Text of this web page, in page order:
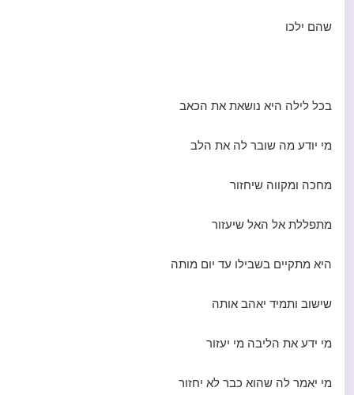
שהם ילכו
בכל לילה היא נושאת את הכאב
מי יודע מה שובר לה את הלב
מחכה ומקווה שיחזור
מתפללת אל האל שיעזור
היא מתקיים בשבילו עד יום מותה
שישוב ותמיד יאהב אותה
מי ידע את הליבה מי יעזור
מי יאמר לה שהוא כבר לא יחזור